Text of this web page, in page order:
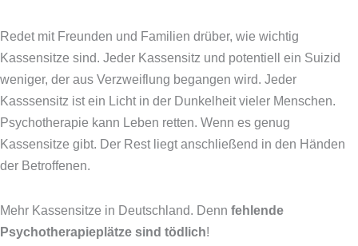
Redet mit Freunden und Familien drüber, wie wichtig
Kassensitze sind. Jeder Kassensitz und potentiell ein Suizid
weniger, der aus Verzweiflung begangen wird. Jeder
Kasssensitz ist ein Licht in der Dunkelheit vieler Menschen.
Psychotherapie kann Leben retten. Wenn es genug
Kassensitze gibt. Der Rest liegt anschließend in den Händen
der Betroffenen.
Mehr Kassensitze in Deutschland. Denn fehlende
Psychotherapieplätze sind tödlich!